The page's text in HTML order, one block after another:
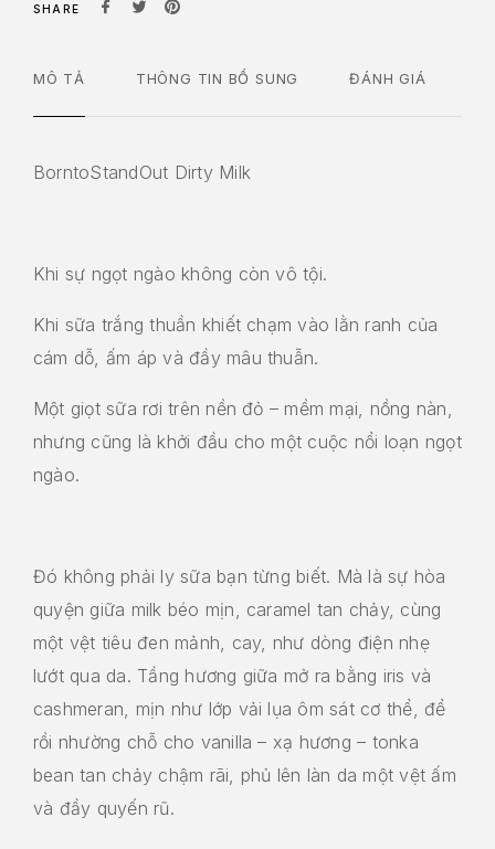
SHARE
MÔ TẢ THÔNG TIN BỔ SUNG ĐÁNH GIÁ
BorntoStandOut Dirty Milk
Khi sự ngọt ngào không còn vô tội.
Khi sữa trắng thuần khiết chạm vào lằn ranh của
cám dỗ, ấm áp và đầy mâu thuẫn.
Một giọt sữa rơi trên nền đỏ – mềm mại, nồng nàn,
nhưng cũng là khởi đầu cho một cuộc nổi loạn ngọt
ngào.
Đó không phải ly sữa bạn từng biết. Mà là sự hòa
quyện giữa milk béo mịn, caramel tan chảy, cùng
một vệt tiêu đen mảnh, cay, như dòng điện nhẹ
lướt qua da. Tầng hương giữa mở ra bằng iris và
cashmeran, mịn như lớp vải lụa ôm sát cơ thể, để
rồi nhường chỗ cho vanilla – xạ hương – tonka
bean tan chảy chậm rãi, phủ lên làn da một vệt ấm
và đầy quyến rũ.